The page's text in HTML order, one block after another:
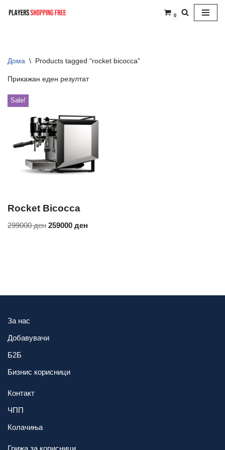
0
Дома \ Products tagged “rocket bicocca”
Прикажан еден резултат
Sale!
Rocket Bicocca
299000ден 259000 ден
За нас
Добавувачи
Б2Б
Бизнис корисници
Контакт
ЧПП
Колачиња
Грижа за корисници